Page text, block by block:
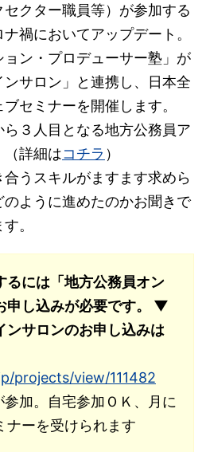
クター職員等）が参加する
禍においてアップデート。
ョン・プロデューサー塾」が
ンサロン」と連携し、日本全
セミナーを開催します。
３人目となる地方公務員ア
（詳細はコチラ ）
うスキルがますます求めら
ように進めたのかお聞きで
。
るには「地方公務員オン
申し込みが必要です。 ▼
ンサロンのお申し込みは
projects/view/111482
加。自宅参加ＯＫ、月に
ナーを受けられます